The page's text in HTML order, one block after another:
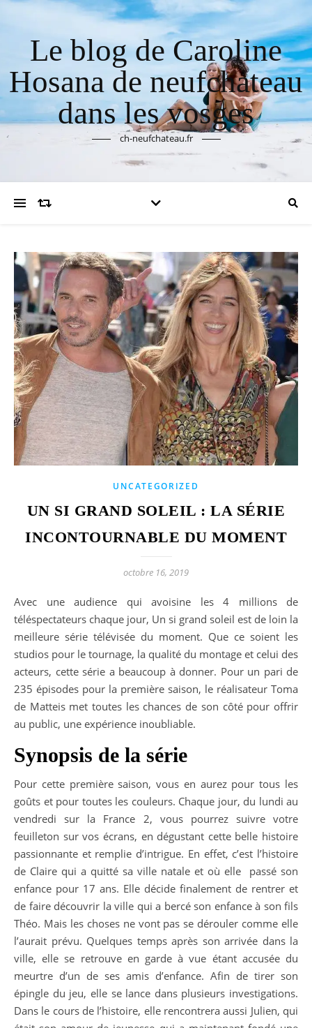
Le blog de Caroline
Hosana de neufchateau
dans les vosges
ch-neufchateau.fr
UNCATEGORIZED
UN SI GRAND SOLEIL : LA SÉRIE
INCONTOURNABLE DU MOMENT
octobre 16, 2019
Avec une audience qui avoisine les 4 millions de
téléspectateurs chaque jour, Un si grand soleil est de loin la
meilleure série télévisée du moment. Que ce soient les
studios pour le tournage, la qualité du montage et celui des
acteurs, cette série a beaucoup à donner. Pour un pari de
235 épisodes pour la première saison, le réalisateur Toma
de Matteis met toutes les chances de son côté pour offrir
au public, une expérience inoubliable.
Synopsis de la série
Pour cette première saison, vous en aurez pour tous les
goûts et pour toutes les couleurs. Chaque jour, du lundi au
vendredi sur la France 2, vous pourrez suivre votre
feuilleton sur vos écrans, en dégustant cette belle histoire
passionnante et remplie d’intrigue. En effet, c’est l’histoire
de Claire qui a quitté sa ville natale et où elle passé son
enfance pour 17 ans. Elle décide finalement de rentrer et
de faire découvrir la ville qui a bercé son enfance à son fils
Théo. Mais les choses ne vont pas se dérouler comme elle
l’aurait prévu. Quelques temps après son arrivée dans la
ville, elle se retrouve en garde à vue étant accusée du
meurtre d’un de ses amis d’enfance. Afin de tirer son
épingle du jeu, elle se lance dans plusieurs investigations.
Dans le cours de l’histoire, elle rencontrera aussi Julien, qui